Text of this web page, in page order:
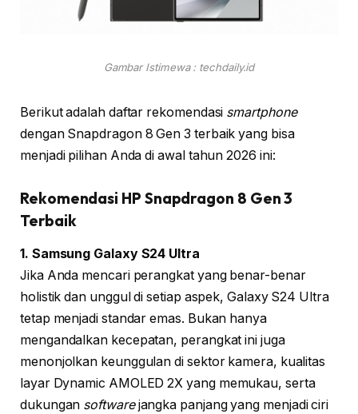
Gambar Istimewa : techdaily.id
Berikut adalah daftar rekomendasi smartphone
dengan Snapdragon 8 Gen 3 terbaik yang bisa
menjadi pilihan Anda di awal tahun 2026 ini:
Rekomendasi HP Snapdragon 8 Gen 3
Terbaik
1. Samsung Galaxy S24 Ultra
Jika Anda mencari perangkat yang benar-benar
holistik dan unggul di setiap aspek, Galaxy S24 Ultra
tetap menjadi standar emas. Bukan hanya
mengandalkan kecepatan, perangkat ini juga
menonjolkan keunggulan di sektor kamera, kualitas
layar Dynamic AMOLED 2X yang memukau, serta
dukungan softwarejangka panjang yang menjadi ciri